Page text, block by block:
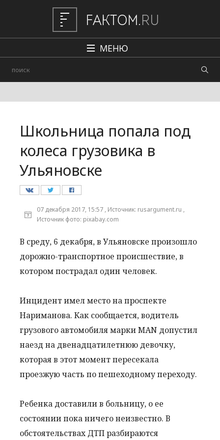
МЕНЮ
Авто
Происшествия
Редакция
Школьница попала под
колеса грузовика в
Ульяновске
07 декабря 2017, 15:57 , Источник: rusargument.ru ,
Источник фото: pixabay.com
В среду, 6 декабря, в Ульяновске произошло
дорожно-транспортное происшествие, в
котором пострадал один человек.
Инцидент имел место на проспекте
Нариманова. Как сообщается, водитель
грузового автомобиля марки MAN допустил
наезд на двенадцатилетнюю девочку,
которая в этот момент пересекала
проезжую часть по пешеходному переходу.
Ребенка доставили в больницу, о ее
состоянии пока ничего неизвестно. В
обстоятельствах ДТП разбираются